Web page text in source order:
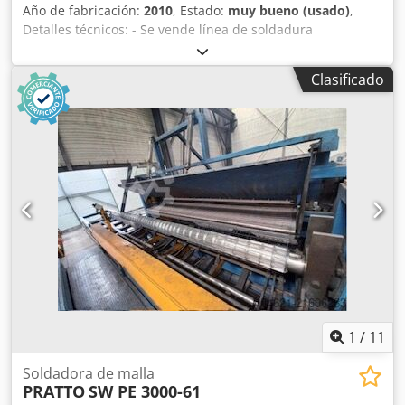
Año de fabricación: 2010, Estado: muy bueno (usado),
Detalles técnicos: - Se vende línea de soldadura
automática de malla PITTINI / EVG. - Ancho de la malla:
máx. 2400 mm - Longitud de la malla: máx. 8000 mm -
Diámetro del alambre longitudinal: máx. 10 mm - Diámetro
del alambre transversal: máx. 10 mm - Número máximo de
alambres longitudinales: 24 - Alambres longitudinales y
transversales suministrados en bobinas Dkjdpfxsfwm D To
Aamor - Unidad de alimentación de alambre transversal:
EVG - Velocidad: máx. 110 ciclos/min. - Potencia instalada:
1,5 MW - Unidad automática de embalaje de malla
Clasificado
1 / 11
Soldadora de malla
PRATTOSW PE 3000-61